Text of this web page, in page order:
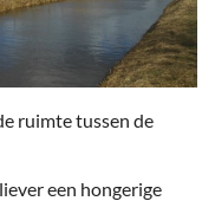
ruimte tussen de
een hongerige